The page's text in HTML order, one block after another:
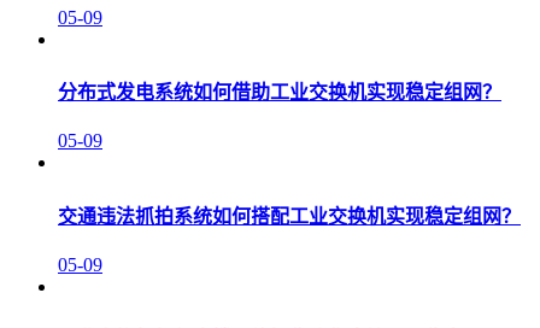
05-09
分布式发电系统如何借助工业交换机实现稳定组网？
05-09
交通违法抓拍系统如何搭配工业交换机实现稳定组网？
05-09